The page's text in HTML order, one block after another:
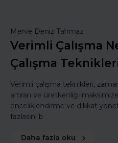
Merve Deniz Tahmaz
Verimli Çalışma
Çalışma
Verimli çalışma teknikleri,
artıran ve üretkenliği
önceliklendirme ve dikkat
fazlasını b
Daha fazla oku